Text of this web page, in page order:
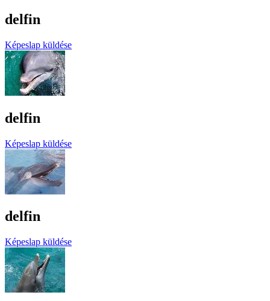
delfin
Képeslap küldése
delfin
Képeslap küldése
delfin
Képeslap küldése